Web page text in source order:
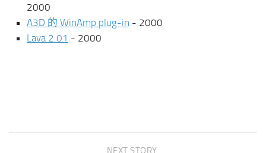
2000
A3D 的 WinAmp plug-in - 2000
Lava 2.01 - 2000
NEXT STORY